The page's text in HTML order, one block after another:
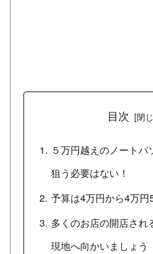
目次
５万円越えのノート
狙う必要はない！
予算は4万円から4万
多くのお店の開店され
現地へ向かいましょう